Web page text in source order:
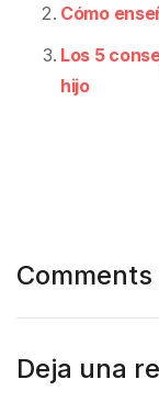
Cómo
Los 5
hijo
Comments
Deja una